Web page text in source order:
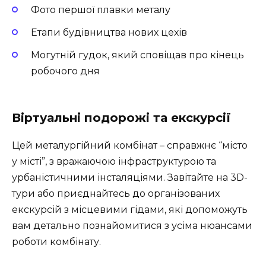
Фото першої плавки металу
Етапи будівництва нових цехів
Могутній гудок, який сповіщав про кінець
робочого дня
Віртуальні подорожі та екскурсії
Цей металургійний комбінат – справжнє “місто
у місті”, з вражаючою інфраструктурою та
урбаністичними інсталяціями. Завітайте на 3D-
тури або приєднайтесь до організованих
екскурсій з місцевими гідами, які допоможуть
вам детально познайомитися з усіма нюансами
роботи комбінату.